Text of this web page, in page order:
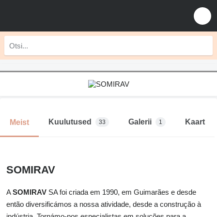
Meist Kuulutused 33 Galerii 1 Kaart
SOMIRAV
ASOMIRAV SA foi criada em 1990, em Guimarães e desde
então diversificámos a nossa atividade, desde a construção à